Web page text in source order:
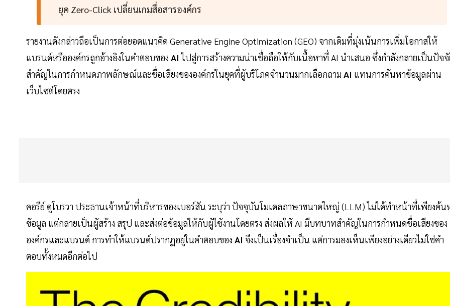
ยุค Zero-Click เปลี่ยนเกมสื่อสารองค์กร
รายงานดังกล่าวถือเป็นการต่อยอดแนวคิด Generative Engine Optimization (GEO) จากเดิมที่มุ่งเน้นการเพิ่มโอกาสให้
แบรนด์หรือองค์กรถูกอ้างอิงในคำตอบของ AI ไปสู่การสร้างความน่าเชื่อถือให้กับเนื้อหาที่ AI นำเสนอ ซึ่งกำลังกลายเป็นปัจ
สำคัญในการกำหนดภาพลักษณ์และชื่อเสียงขององค์กรในยุคที่ผู้บริโภคจำนวนมากเลือกถาม AI แทนการค้นหาข้อมูลผ่าน
เว็บไซต์โดยตรง
คอรีย์ ดูโบรวา ประธานเจ้าหน้าที่บริหารของเบอร์สัน ระบุว่า ปัจจุบันโมเดลภาษาขนาดใหญ่ (LLM) ไม่ได้ทำหน้าที่เพียงค้น
ข้อมูล แต่กลายเป็นผู้สร้าง สรุป และส่งต่อข้อมูลให้กับผู้ใช้งานโดยตรง ส่งผลให้ AI มีบทบาทสำคัญในการกำหนดชื่อเสียงของ
องค์กรและแบรนด์ การทำให้แบรนด์ปรากฏอยู่ในคำตอบของ AI จึงเป็นเรื่องจำเป็น แต่การมองเห็นเพียงอย่างเดียวไม่ใช่คำ
ตอบทั้งหมดอีกต่อไป